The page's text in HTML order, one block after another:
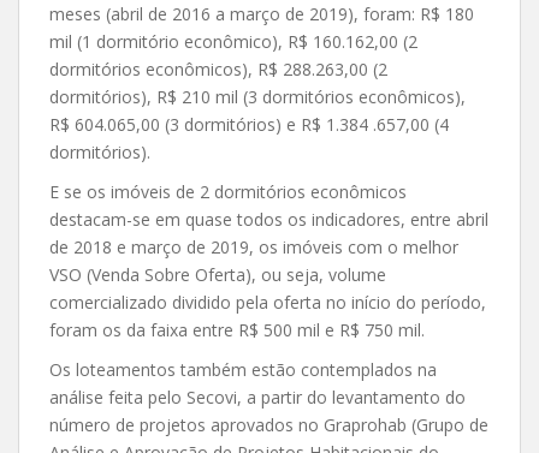
meses (abril de 2016 a março de 2019), foram: R$ 180
mil (1 dormitório econômico), R$ 160.162,00 (2
dormitórios econômicos), R$ 288.263,00 (2
dormitórios), R$ 210 mil (3 dormitórios econômicos),
R$ 604.065,00 (3 dormitórios) e R$ 1.384 .657,00 (4
dormitórios).
E se os imóveis de 2 dormitórios econômicos
destacam-se em quase todos os indicadores, entre abril
de 2018 e março de 2019, os imóveis com o melhor
VSO (Venda Sobre Oferta), ou seja, volume
comercializado dividido pela oferta no início do período,
foram os da faixa entre R$ 500 mil e R$ 750 mil.
Os loteamentos também estão contemplados na
análise feita pelo Secovi, a partir do levantamento do
número de projetos aprovados no Graprohab (Grupo de